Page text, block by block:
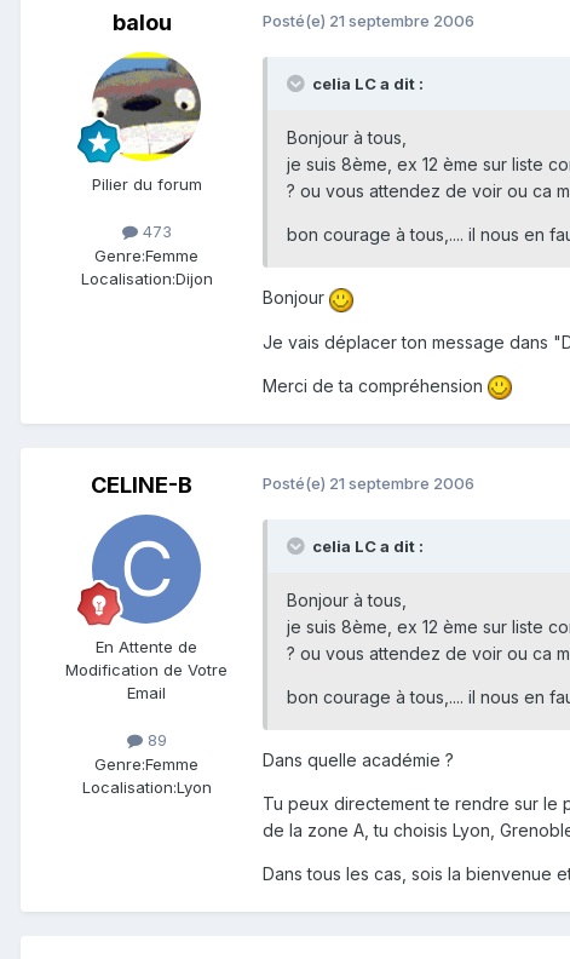
balou
Pilier du forum
473
Genre:Femme
Localisation:Dijon
Posté(e) 21 septembre 2006
celia LC a dit :
Bonjour à tous,
je suis 8ème, ex 12 ème sur liste
? ou vous attendez de voir ou ca
bon courage à tous,.... il nous en
Bonjour
Je vais déplacer ton message dans
Merci de ta compréhension
CELINE-B
En Attente de
Modification de Votre
Email
89
Genre:Femme
Localisation:Lyon
Posté(e) 21 septembre 2006
celia LC a dit :
Bonjour à tous,
je suis 8ème, ex 12 ème sur liste
? ou vous attendez de voir ou ca
bon courage à tous,.... il nous en
Dans quelle académie ?
Tu peux directement te rendre sur le
de la zone A, tu choisis Lyon,
Dans tous les cas, sois la bienvenue